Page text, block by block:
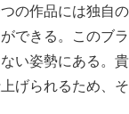
の作品には独自
できる。このブ
い姿勢にある。
げられるため、